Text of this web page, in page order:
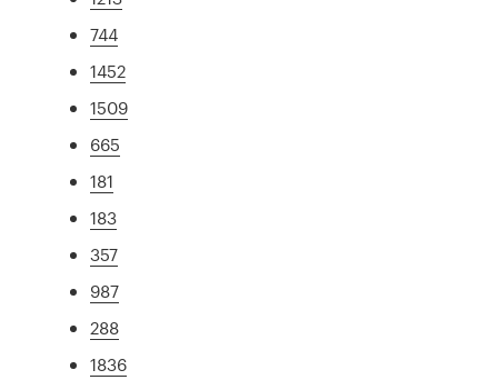
744
1452
1509
665
181
183
357
987
288
1836